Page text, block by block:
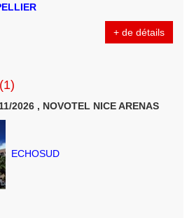
+ de détails
2026 , NOVOTEL NICE ARENAS
ECHOSUD